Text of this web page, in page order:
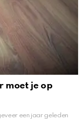
moet je op
een jaar geleden